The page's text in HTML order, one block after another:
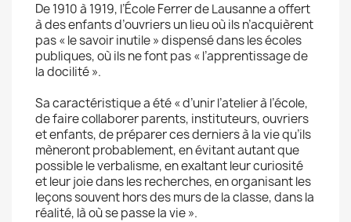
De 1910 à 1919, l’École Ferrer de Lausanne a offert
à des enfants d’ouvriers un lieu où ils n’acquièrent
pas « le savoir inutile » dispensé dans les écoles
publiques, où ils ne font pas « l’apprentissage de
la docilité ».
Sa caractéristique a été « d’unir l’atelier à l’école,
de faire collaborer parents, instituteurs, ouvriers
et enfants, de préparer ces derniers à la vie qu’ils
mèneront probablement, en évitant autant que
possible le verbalisme, en exaltant leur curiosité
et leur joie dans les recherches, en organisant les
leçons souvent hors des murs de la classe, dans la
réalité, là où se passe la vie ».